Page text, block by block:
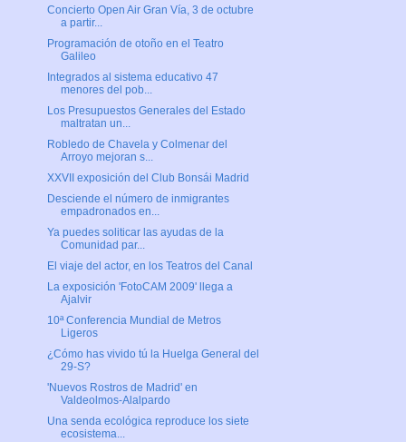
Concierto Open Air Gran Vía, 3 de octubre
a partir...
Programación de otoño en el Teatro
Galileo
Integrados al sistema educativo 47
menores del pob...
Los Presupuestos Generales del Estado
maltratan un...
Robledo de Chavela y Colmenar del
Arroyo mejoran s...
XXVII exposición del Club Bonsái Madrid
Desciende el número de inmigrantes
empadronados en...
Ya puedes soliticar las ayudas de la
Comunidad par...
El viaje del actor, en los Teatros del Canal
La exposición 'FotoCAM 2009' llega a
Ajalvir
10ª Conferencia Mundial de Metros
Ligeros
¿Cómo has vivido tú la Huelga General del
29-S?
'Nuevos Rostros de Madrid' en
Valdeolmos-Alalpardo
Una senda ecológica reproduce los siete
ecosistema...